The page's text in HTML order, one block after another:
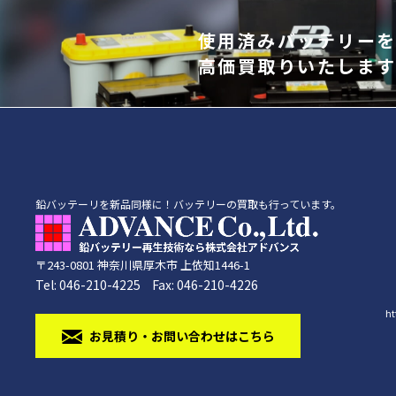
使⽤済みバッテリーを
⾼価買取りいたします
鉛バッテーリを新品同様に！バッテリーの買取も行っています。
〒243-0801 神奈川県厚木市 上依知1446-1
Tel: 046-210-4225 Fax: 046-210-4226
お⾒積り・お問い合わせはこちら